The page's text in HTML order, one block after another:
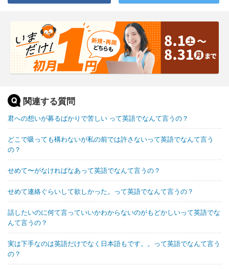
関連する質問
君への想いが募るばかりで苦しい って英語でなんて言うの？
どこで吸っても構わないが私の前では許さないって英語でなんて言う
の？
せめて〜がなければなあって英語でなんて言うの？
せめて連絡ぐらいして欲しかった。って英語でなんて言うの？
話したいのに何て言っていいかわからないのがもどかしいって英語でな
んて言うの？
実は下手なのは英語だけでなく日本語もです。。って英語でなんて言う
の？